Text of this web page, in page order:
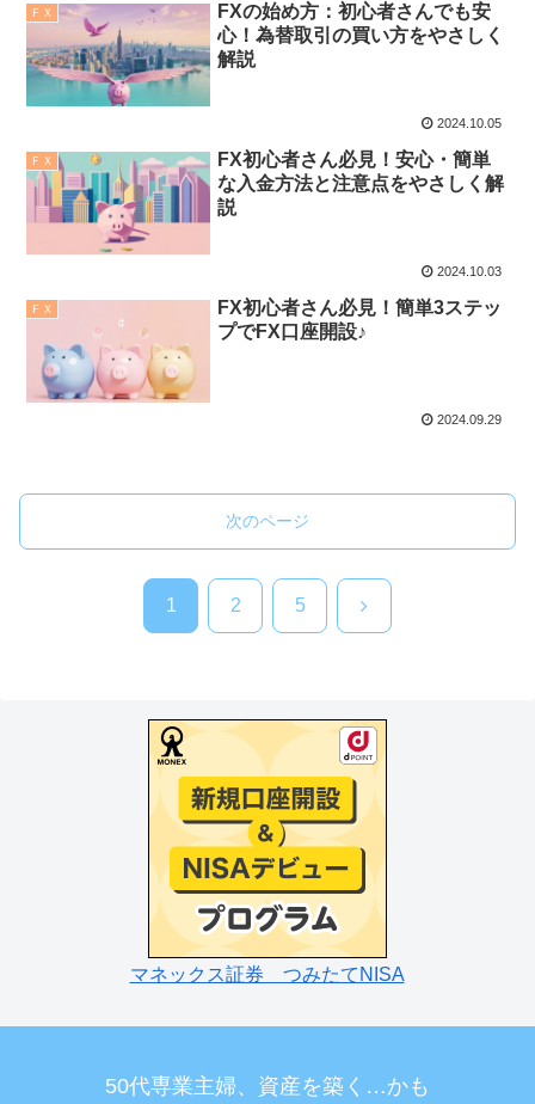
ＦＸ
FXの始め方：初心者さんでも安
心！為替取引の買い方をやさしく
解説
2024.10.05
ＦＸ
FX初心者さん必見！安心・簡単
な入金方法と注意点をやさしく解
説
2024.10.03
ＦＸ
FX初心者さん必見！簡単3ステッ
プでFX口座開設♪
2024.09.29
次のページ
1 2 5 次
マネックス証券 つみたてNISA
50代専業主婦、資産を築く…かも